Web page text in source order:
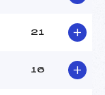
11h45
MELAN (CA)
21
16